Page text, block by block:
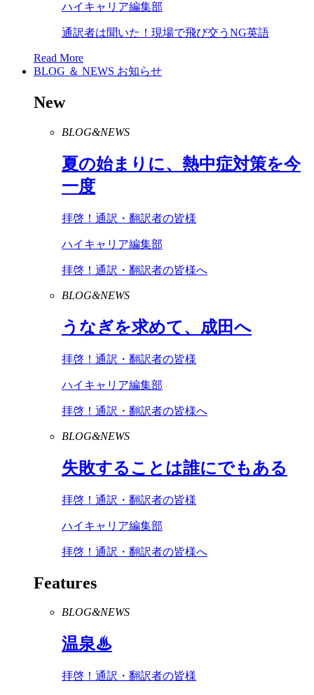
ハイキャリア編集部
通訳者は聞いた！現場で飛び交うNG英語
Read More
BLOG ＆ NEWS お知らせ
New
BLOG&NEWS
夏の始まりに、熱中症対策を今
一度
拝啓！通訳・翻訳者の皆様
ハイキャリア編集部
拝啓！通訳・翻訳者の皆様へ
BLOG&NEWS
うなぎを求めて、成田へ
拝啓！通訳・翻訳者の皆様
ハイキャリア編集部
拝啓！通訳・翻訳者の皆様へ
BLOG&NEWS
失敗することは誰にでもある
拝啓！通訳・翻訳者の皆様
ハイキャリア編集部
拝啓！通訳・翻訳者の皆様へ
Features
BLOG&NEWS
温泉♨
拝啓！通訳・翻訳者の皆様